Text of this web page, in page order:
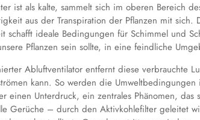
ist als kalte, sammelt sich im oberen Bereich
aus der Transpiration der Pflanzen mit sich.
schafft ideale Bedingungen für Schimmel und
Pflanzen sein sollte, in eine feindliche
Abluftventilator entfernt diese verbrauchte
kann. So werden die
einen Unterdruck, ein zentrales Phänomen, das
Gerüche – durch den Aktivkohlefilter geleitet